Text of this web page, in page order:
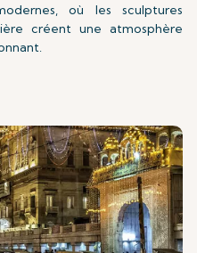
où les sculptures
créent une atmosphère